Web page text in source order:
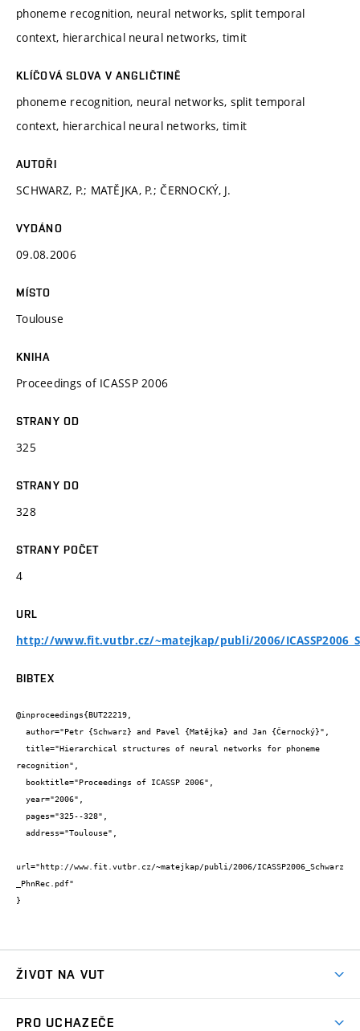
phoneme recognition, neural networks, split temporal
context, hierarchical neural networks, timit
KLÍČOVÁ SLOVA V ANGLIČTINĚ
phoneme recognition, neural networks, split temporal
context, hierarchical neural networks, timit
AUTOŘI
SCHWARZ, P.; MATĚJKA, P.; ČERNOCKÝ, J.
VYDÁNO
09.08.2006
MÍSTO
Toulouse
KNIHA
Proceedings of ICASSP 2006
STRANY OD
325
STRANY DO
328
STRANY POČET
4
URL
http://www.fit.vutbr.cz/~matejkap/publi/2006/
BIBTEX
@inproceedings{BUT22219,
recognition",
url="http://www.fit.vutbr.cz/~matejkap/publi/2006/ICASSP2006_Schwarz
_PhnRec.pdf"
}
ŽIVOT NA VUT
PRO UCHAZEČE